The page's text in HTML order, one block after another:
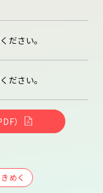
ださい。
ださい。
）
めく